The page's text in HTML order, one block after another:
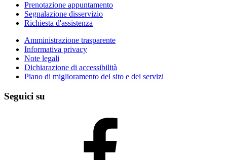
Prenotazione appuntamento
Segnalazione disservizio
Richiesta d'assistenza
Amministrazione trasparente
Informativa privacy
Note legali
Dichiarazione di accessibilità
Piano di miglioramento del sito e dei servizi
Seguici su